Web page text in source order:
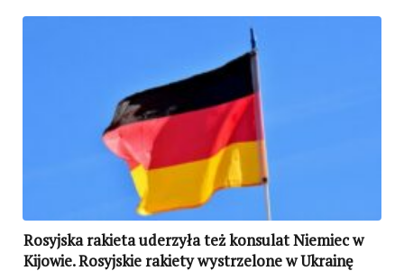
Rosyjska rakieta uderzyła też konsulat Niemiec w
Kijowie. Rosyjskie rakiety wystrzelone w Ukrainę